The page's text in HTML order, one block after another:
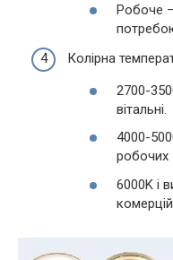
Робоче
Колірна
2700-
вітальні.
4000-
робочих
6000K і